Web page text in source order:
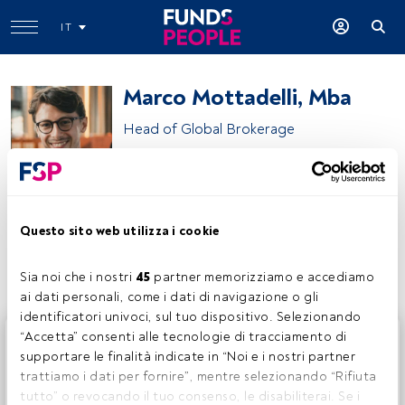
Questo sito web utilizza i cookie
Sia noi che i nostri 45 partner memorizziamo e accediamo
ai dati personali, come i dati di navigazione o gli
identificatori univoci, sul tuo dispositivo. Selezionando
“Accetta” consenti alle tecnologie di tracciamento di
supportare le finalità indicate in “Noi e i nostri partner
trattiamo i dati per fornire”, mentre selezionando “Rifiuta
tutto” o revocando il tuo consenso, le disabiliterai. Se i
IT
Marco Mottadelli, Mba
Head of Global Brokerage
Condividi:
Questo è un articolo riservato agli utenti FundsPeople. Se
sei già registrato, accedi tramite il pulsante Login. Se non
hai ancora un account, ti invitiamo a registrarti per scoprire
tutti i contenuti che FundsPeople ha da offrire.